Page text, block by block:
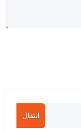
انتقال